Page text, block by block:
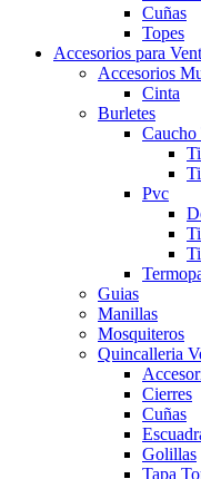
Cuñas
Topes
Accesorios para
Accesorios
Cinta
Burletes
Caucho
Pvc
Guias
Manillas
Mosquiteros
Quincalleria
Cierres
Cuñas
Golillas
Tapa